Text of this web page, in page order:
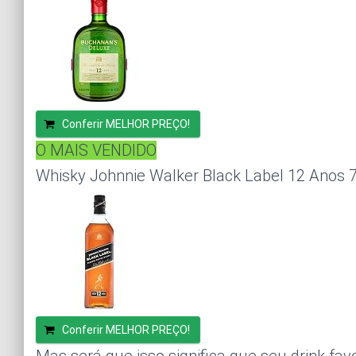
Conferir MELHOR PREÇO!
O MAIS VENDIDO
Whisky Johnnie Walker Black Label 12 Anos
Conferir MELHOR PREÇO!